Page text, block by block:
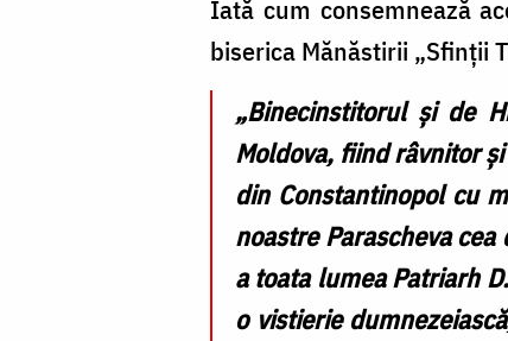
Iată cum consemnează
biserica Mănăstirii „Sfinții
„Binecinstitorul și de
Moldova, fiind râvnitor
din Constantinopol cu
noastre Parascheva
a toata lumea Patriarh
o vistierie